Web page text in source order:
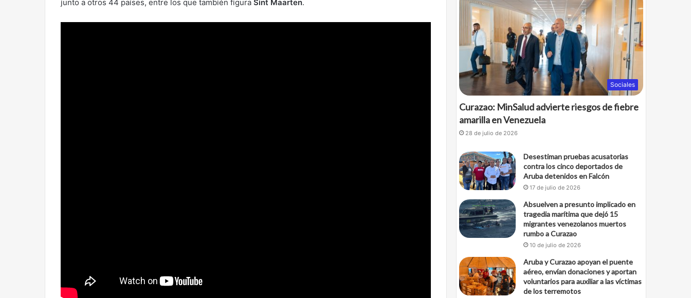
junto a otros 44 países, entre los que también figura Sint Maarten.
Sociales
Curazao: MinSalud advierte riesgos de fiebre
amarilla en Venezuela
28 de julio de 2026
Desestiman pruebas acusatorias
contra los cinco deportados de
Aruba detenidos en Falcón
17 de julio de 2026
Absuelven a presunto implicado en
tragedia marítima que dejó 15
migrantes venezolanos muertos
rumbo a Curazao
10 de julio de 2026
Aruba y Curazao apoyan el puente
aéreo, envían donaciones y aportan
voluntarios para auxiliar a las víctimas
de los terremotos